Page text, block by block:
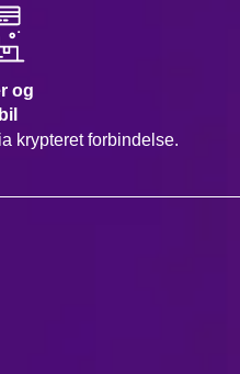
og
krypteret forbindelse.